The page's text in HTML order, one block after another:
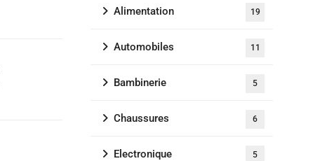
Alimentation 19
Automobiles 11
Bambinerie 5
Chaussures 6
Electronique 5